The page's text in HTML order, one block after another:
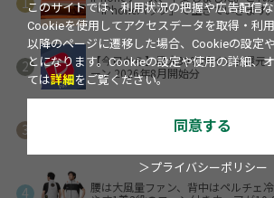
「iPhoneバック」で生きていきます
【今日から】最大30％ポイント還元
ーン 2026年8月開始分
「鬼おろし牛タン丼」がおいしそ！
腰は大風量ファン、背中はペルチェ
このサイトでは、利用状況の把握や広告配信な
Cookieを使用してアクセスデータを取得・利
以降のページに遷移した場合、Cookieの設定
とになります。Cookieの設定や使用の詳細、
ては詳細 をご覧ください。
同意する
＞プライバシーポリシー